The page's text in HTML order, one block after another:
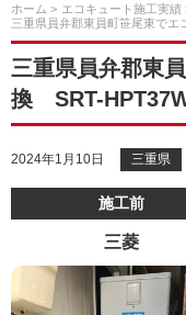
ホーム エコキュート施工実績
三重県員弁郡東員町笹尾東で
三重県員弁郡東
換 SRT-
2024年1月10日 三重県
施工前
三菱